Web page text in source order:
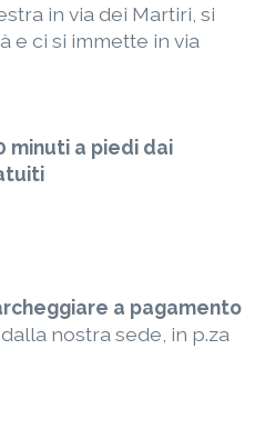
in via dei Martiri, si
e ci si immette in via
minuti a piedi dai
a pagamento
nostra sede, in p.za